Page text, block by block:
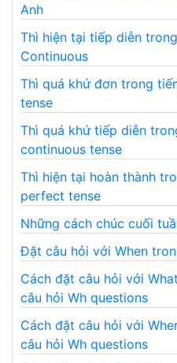
Anh
Thì hiện tại tiếp diễn
Continuous
Thì quá khứ đơn trong
tense
Thì quá khứ tiếp diễn
continuous tense
Thì hiện tại hoàn thành
perfect tense
Những cách chúc cuối
Đặt câu hỏi với When
Cách đặt câu hỏi với
câu hỏi Wh questions
Cách đặt câu hỏi với
câu hỏi Wh questions